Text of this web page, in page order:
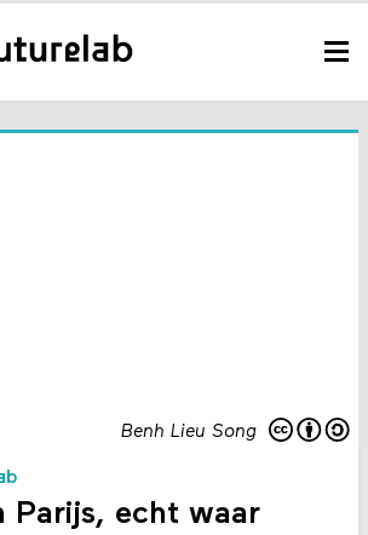
Benh Lieu Song
Parijs, echt waar